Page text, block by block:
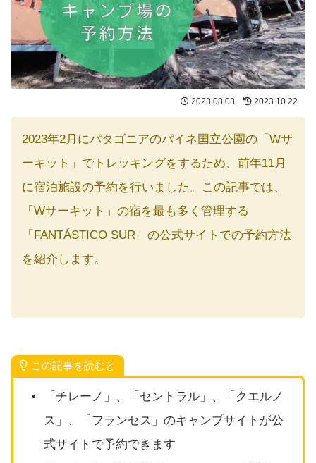
2023.08.03 2023.10.22
2023年2月にパタゴニアのパイネ国立公園の「Wサ
ーキット」でトレッキングをするため、前年11月
に宿泊施設の予約を行いました。この記事では、
「Wサーキット」の宿を最も多く管理する
「FANTÁSTICO SUR」の公式サイトでの予約方法
を紹介します。
この記事を読むと
「チレーノ」、「セントラル」、「クエルノ
ス」、「フランセス」のキャンプサイトが公
式サイトで予約できます